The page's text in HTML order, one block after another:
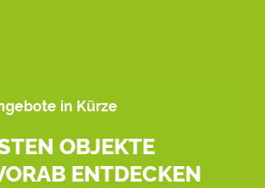
in Kürze
OBJEKTE
ENTDECKEN